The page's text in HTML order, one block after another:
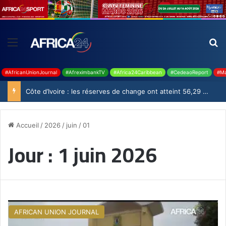
#AfricanUnionJournal #AfreximbankTV #Africa24Caribbean #CedeaoReport
Côte d’Ivoire : les réserves de change ont atteint 56,29 milliards USD en juillet
Accueil / 2026 / juin /01
Jour :1 juin 2026
AFRICAN UNION JOURNAL